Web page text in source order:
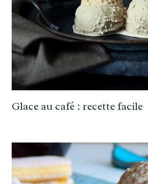
Glace au café : recette facile